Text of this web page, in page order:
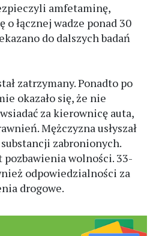
amfetaminę,
łącznej wadze ponad 30
do dalszych badań
zatrzymany. Ponadto po
okazało się, że nie
za kierownicę auta,
Mężczyzna usłyszał
zabronionych.
pozbawienia wolności. 33-
odpowiedzialności za
drogowe.